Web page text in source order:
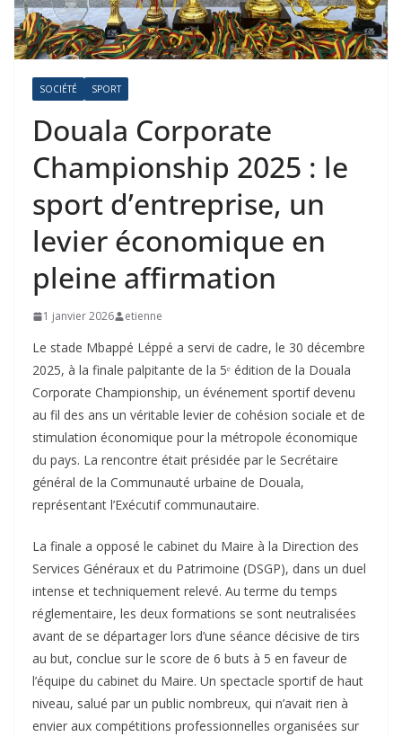
SOCIÉTÉ SPORT
Douala Corporate
Championship 2025 : le
sport d’entreprise, un
levier économique en
pleine affirmation
1 janvier 2026 etienne
Le stade Mbappé Léppé a servi de cadre, le 30 décembre
2025, à la finale palpitante de la 5ᵉ édition de la Douala
Corporate Championship, un événement sportif devenu
au fil des ans un véritable levier de cohésion sociale et de
stimulation économique pour la métropole économique
du pays. La rencontre était présidée par le Secrétaire
général de la Communauté urbaine de Douala,
représentant l’Exécutif communautaire.
La finale a opposé le cabinet du Maire à la Direction des
Services Généraux et du Patrimoine (DSGP), dans un duel
intense et techniquement relevé. Au terme du temps
réglementaire, les deux formations se sont neutralisées
avant de se départager lors d’une séance décisive de tirs
au but, conclue sur le score de 6 buts à 5 en faveur de
l’équipe du cabinet du Maire. Un spectacle sportif de haut
niveau, salué par un public nombreux, qui n’avait rien à
envier aux compétitions professionnelles organisées sur